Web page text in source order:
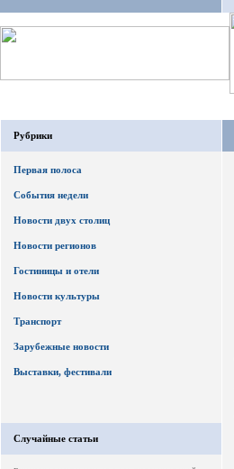
Рубрики
Первая полоса
События недели
Новости двух столиц
Новости регионов
Гостиницы и отели
Новости культуры
Транспорт
Зарубежные новости
Выставки, фестивали
Случайные статьи